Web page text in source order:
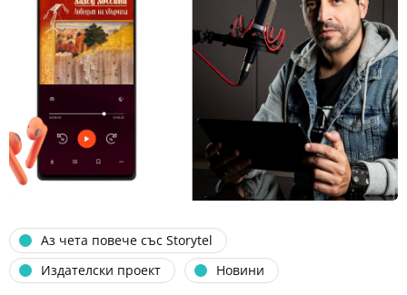
Аз чета повече със Storytel
Издателски проект
Новини